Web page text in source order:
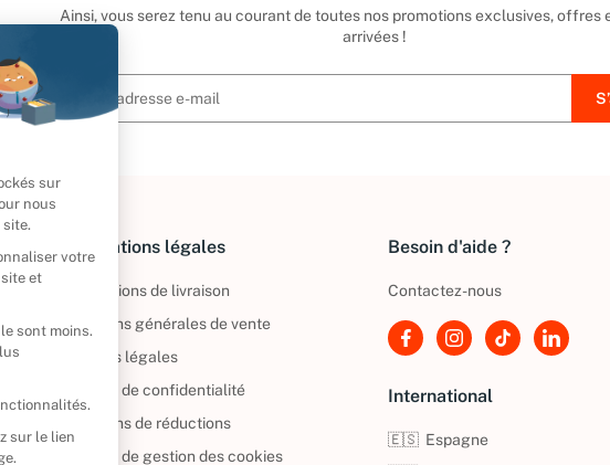
Ainsi, vous serez tenu au courant de toutes nos promotions exclusives, offres
arrivées !
Informations légales
Informations de livraison
Conditions générales de vente
Mentions légales
Politique de confidentialité
Conditions de réductions
Politique de gestion des cookies
Besoin d'aide ?
Contactez-nous
International
🇪🇸 Espagne